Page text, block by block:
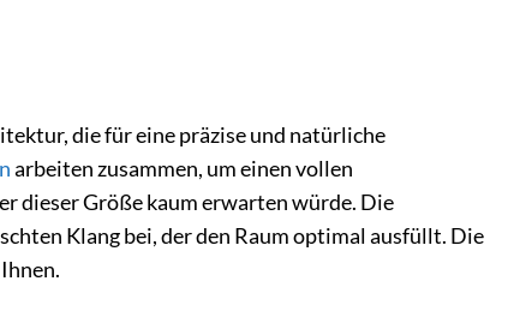
die für eine präzise und natürliche
arbeiten zusammen, um einen vollen
dieser Größe kaum erwarten würde. Die
Klang bei, der den Raum optimal ausfüllt. Die